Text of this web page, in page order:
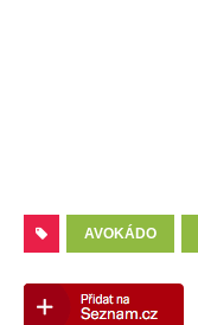
AVOKÁDO